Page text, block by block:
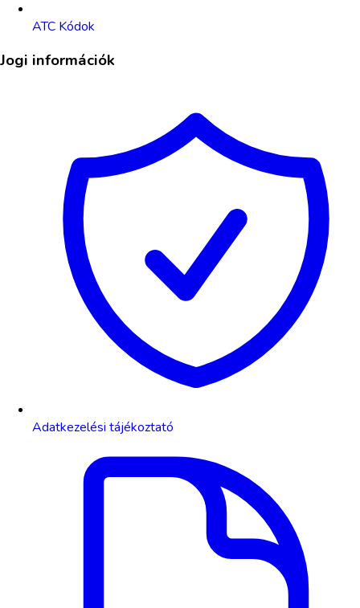
ATC Kódok
Jogi információk
Adatkezelési tájékoztató